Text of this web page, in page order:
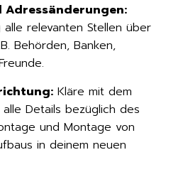
Adressänderungen:
relevanten Stellen über
Behörden, Banken,
Kläre mit dem
Details bezüglich des
und Montage von
in deinem neuen